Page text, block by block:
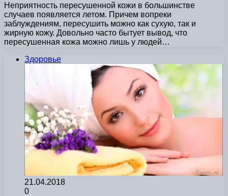
Неприятность пересушенной кожи в большинстве
случаев появляется летом. Причем вопреки
заблуждениям, пересушить можно как сухую, так и
жирную кожу. Довольно часто бытует вывод, что
пересушенная кожа можно лишь у людей…
Здоровье
21.04.2018
0